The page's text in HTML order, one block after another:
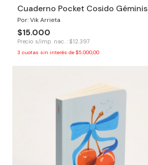
Cuaderno Pocket Cosido Géminis
Por: Vik Arrieta
$15.000
Precio s/imp. nac. : $12.397
3 cuotas sin interés de $5.000,00